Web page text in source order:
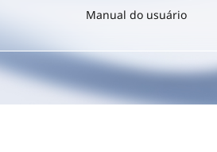
Manual do usuário